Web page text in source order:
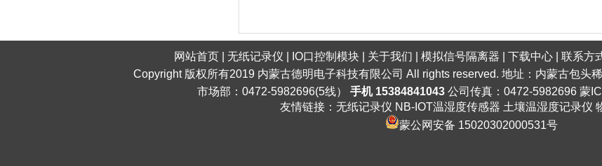
网站首页 无纸记录仪 IO口控制模块 关于我们 模拟信号隔离器 下载中心 联系方
Copyright 版权所有2019 内蒙古德明电子科技有限公司 All rights reserved. 地址：内蒙古包头
市场部：0472-5982696(5线） 手机 15384841043 公司传真：0472-5982696 蒙
友情链接： 无纸记录仪 NB-IOT温湿度传感器 土壤温湿度记录仪
蒙公网安备 15020302000531号